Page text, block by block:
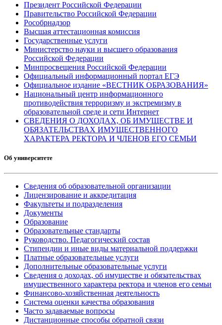
Президент Российской Федерации
Правительство Российской Федерации
Рособрнадзор
Высшая аттестационная комиссия
Государственные услуги
Министерство науки и высшего образования
Российской Федерации
Минпросвещения Российской Федерации
Официальный информационный портал ЕГЭ
Официальное издание «ВЕСТНИК ОБРАЗОВАНИЯ»
Национальный центр информационного
противодействия терроризму и экстремизму в
образовательной среде и сети Интернет
СВЕДЕНИЯ О ДОХОДАХ, ОБ ИМУЩЕСТВЕ И
ОБЯЗАТЕЛЬСТВАХ ИМУЩЕСТВЕННОГО
ХАРАКТЕРА РЕКТОРА И ЧЛЕНОВ ЕГО СЕМЬИ
Об университете
Сведения об образовательной организации
Лицензирование и аккредитация
Факультеты и подразделения
Документы
Образование
Образовательные стандарты
Руководство. Педагогический состав
Стипендии и иные виды материальной поддержки
Платные образовательные услуги
Дополнительные образовательные услуги
Сведения о доходах, об имуществе и обязательствах
имущественного характера ректора и членов его семьи
Финансово-хозяйственная деятельность
Система оценки качества образования
Часто задаваемые вопросы
Дистанционные способы обратной связи